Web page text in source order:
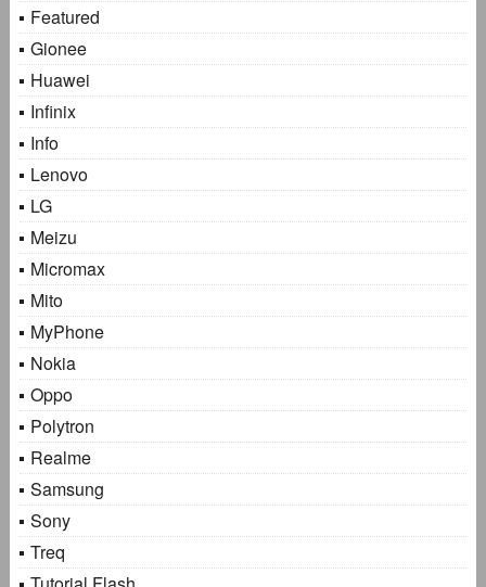
Featured
Gionee
Huawei
Infinix
Info
Lenovo
LG
Meizu
Micromax
Mito
MyPhone
Nokia
Oppo
Polytron
Realme
Samsung
Sony
Treq